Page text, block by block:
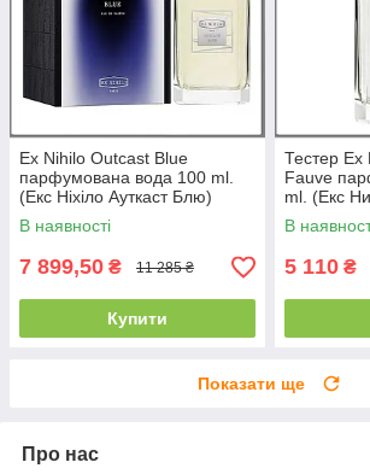
Ex Nihilo Outcast Blue
парфумована вода 100 ml.
(Екс Ніхіло Ауткаст Блю)
В наявності
7 899,50 ₴ 11 285 ₴
Купити
Тестер Ex
Fauve
ml. (Екс
Фаув)
В
5 110 ₴
Показати ще
Про нас